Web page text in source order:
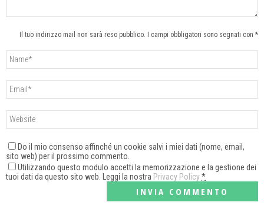
Il tuo indirizzo mail non sarà reso pubblico. I campi obbligatori sono segnati con *
Do il mio consenso affinché un cookie salvi i miei dati (nome, email,
sito web) per il prossimo commento.
Utilizzando questo modulo accetti la memorizzazione e la gestione dei
tuoi dati da questo sito web. Leggi la nostra Privacy Policy*